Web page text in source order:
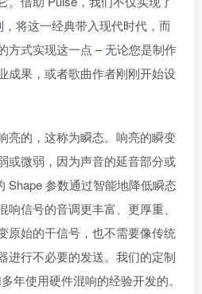
将这一经典带入现代时代，而
方式实现这一点 – 无论您是制作
成果，或者歌曲作者刚刚开始设
亮的，这称为瞬态。响亮的瞬变
或微弱，因为声音的延音部分或
Shape 参数通过智能地降低瞬态
信号的音调更丰富、更厚重、
原始的干信号，也不需要像传统
进行不必要的发送。我们的定制
年使用硬件混响的经验开发的。